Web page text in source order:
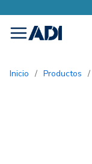
menu
Inicio / Productos /